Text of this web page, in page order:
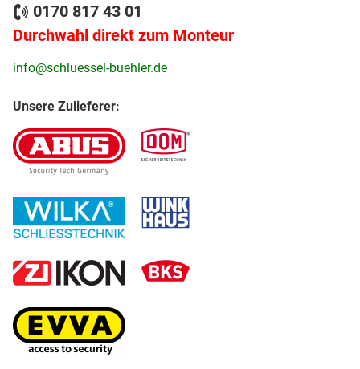
0170 817 43 01
Durchwahl direkt zum Monteur
info@schluessel-buehler.de
Unsere Zulieferer: